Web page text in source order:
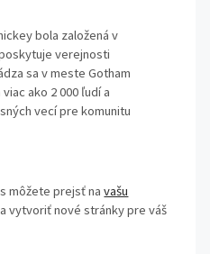
bola založená v
verejnosti
sa v meste Gotham
ako 2 000 ľudí a
vecí pre komunitu
môžete prejsť navašu
vytvoriť nové stránky pre váš